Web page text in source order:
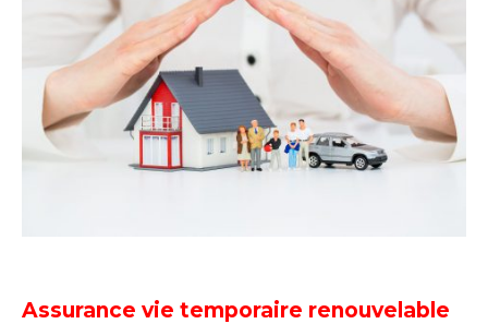
Assurance vie temporaire renouvelable